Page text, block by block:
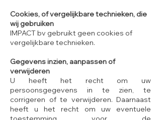
Cookies, of vergelijkbare technieken, die
wij gebruiken
IMPACT bv gebruikt geen cookies of
vergelijkbare technieken.
Gegevens inzien, aanpassen of
verwijderen
U heeft het recht om uw
persoonsgegevens in te zien, te
corrigeren of te verwijderen. Daarnaast
heeft u het recht om uw eventuele